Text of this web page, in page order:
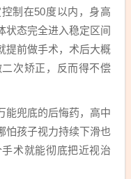
制在50度以内，身高
状态完全进入稳定区间
提前做手术，术后大概
次矫正，反而得不偿
能兜底的后悔药，高中
怕孩子视力持续下滑也
术就能彻底把近视治